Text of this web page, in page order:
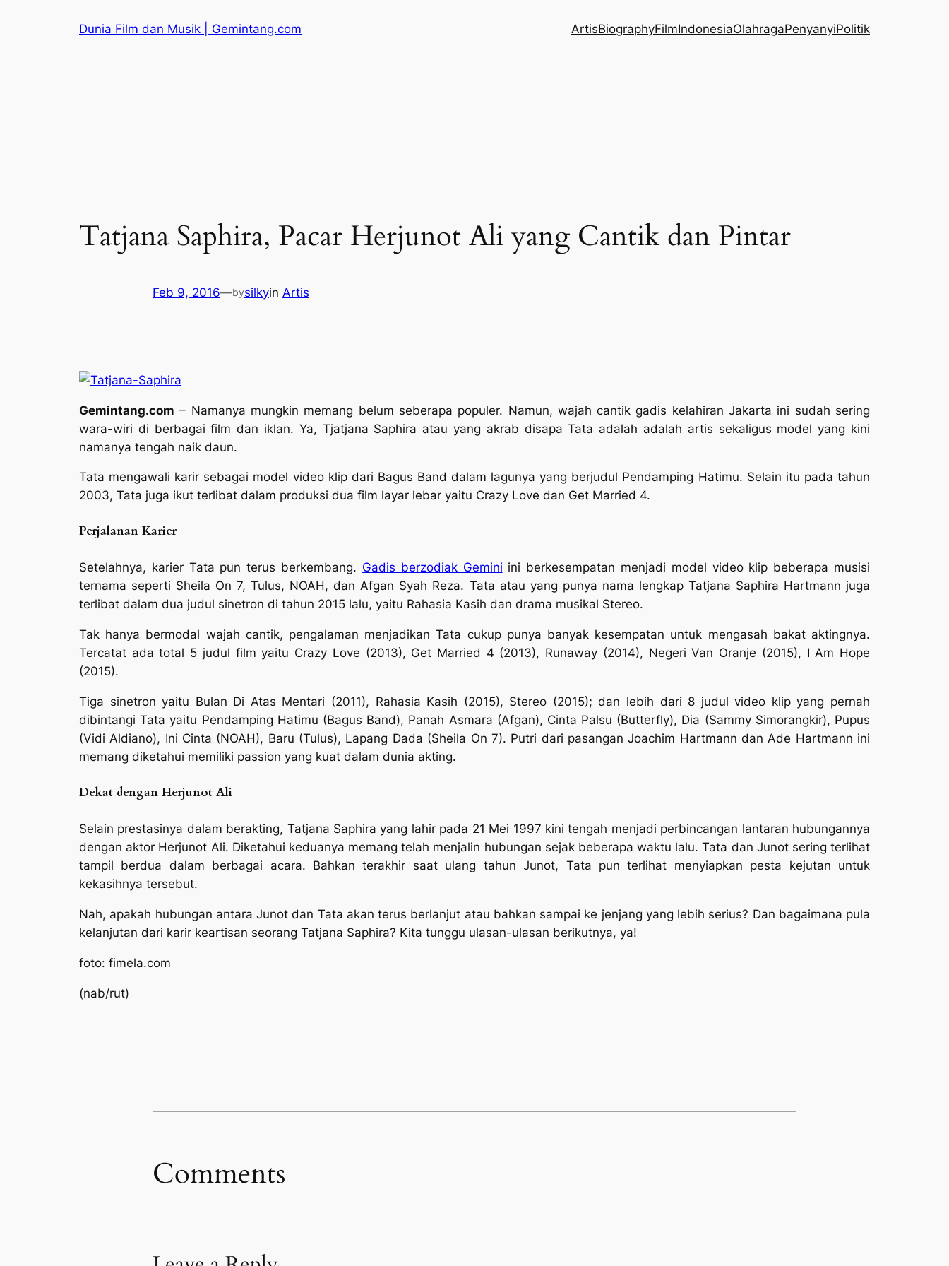
Dunia Film dan Musik | Gemintang.com ArtisBiographyFilmIndonesiaOlahragaPenyanyiPolitik
Tatjana Saphira, Pacar Herjunot Ali yang Cantik dan Pintar
Feb 9, 2016—bysilkyin Artis
Gemintang.com – Namanya mungkin memang belum seberapa populer. Namun, wajah cantik gadis kelahiran Jakarta ini sudah sering
wara-wiri di berbagai film dan iklan. Ya, Tjatjana Saphira atau yang akrab disapa Tata adalah adalah artis sekaligus model yang kini
namanya tengah naik daun.
Tata mengawali karir sebagai model video klip dari Bagus Band dalam lagunya yang berjudul Pendamping Hatimu. Selain itu pada tahun
2003, Tata juga ikut terlibat dalam produksi dua film layar lebar yaitu Crazy Love dan Get Married 4.
Perjalanan Karier
Setelahnya, karier Tata pun terus berkembang. Gadis berzodiak Gemini ini berkesempatan menjadi model video klip beberapa musisi
ternama seperti Sheila On 7, Tulus, NOAH, dan Afgan Syah Reza. Tata atau yang punya nama lengkap Tatjana Saphira Hartmann juga
terlibat dalam dua judul sinetron di tahun 2015 lalu, yaitu Rahasia Kasih dan drama musikal Stereo.
Tak hanya bermodal wajah cantik, pengalaman menjadikan Tata cukup punya banyak kesempatan untuk mengasah bakat aktingnya.
Tercatat ada total 5 judul film yaitu Crazy Love (2013), Get Married 4 (2013), Runaway (2014), Negeri Van Oranje (2015), I Am Hope
(2015).
Tiga sinetron yaitu Bulan Di Atas Mentari (2011), Rahasia Kasih (2015), Stereo (2015); dan lebih dari 8 judul video klip yang pernah
dibintangi Tata yaitu Pendamping Hatimu (Bagus Band), Panah Asmara (Afgan), Cinta Palsu (Butterfly), Dia (Sammy Simorangkir), Pupus
(Vidi Aldiano), Ini Cinta (NOAH), Baru (Tulus), Lapang Dada (Sheila On 7). Putri dari pasangan Joachim Hartmann dan Ade Hartmann ini
memang diketahui memiliki passion yang kuat dalam dunia akting.
Dekat dengan Herjunot Ali
Selain prestasinya dalam berakting, Tatjana Saphira yang lahir pada 21 Mei 1997 kini tengah menjadi perbincangan lantaran hubungannya
dengan aktor Herjunot Ali. Diketahui keduanya memang telah menjalin hubungan sejak beberapa waktu lalu. Tata dan Junot sering terlihat
tampil berdua dalam berbagai acara. Bahkan terakhir saat ulang tahun Junot, Tata pun terlihat menyiapkan pesta kejutan untuk
kekasihnya tersebut.
Nah, apakah hubungan antara Junot dan Tata akan terus berlanjut atau bahkan sampai ke jenjang yang lebih serius? Dan bagaimana pula
kelanjutan dari karir keartisan seorang Tatjana Saphira? Kita tunggu ulasan-ulasan berikutnya, ya!
foto: fimela.com
(nab/rut)
Comments